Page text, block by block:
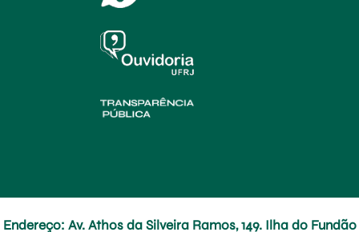
Endereço: Av. Athos da Silveira Ramos, 149. Ilha do Fundão